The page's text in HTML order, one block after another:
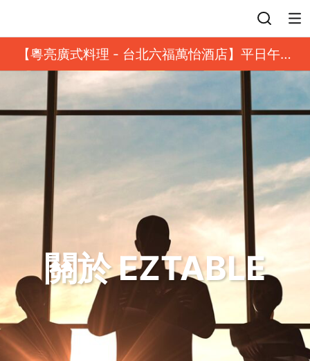
【粵亮廣式料理 - 台北六福萬怡酒店】平日午餐
8 折起｜靓港點套餐
關於 EZTABLE